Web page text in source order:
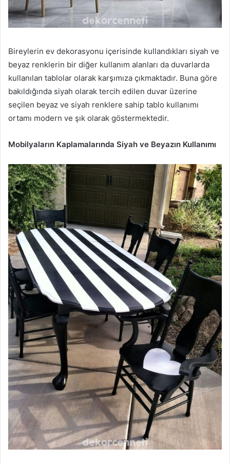
Bireylerin ev dekorasyonu içerisinde kullandıkları siyah ve
beyaz renklerin bir diğer kullanım alanları da duvarlarda
kullanılan tablolar olarak karşımıza çıkmaktadır. Buna göre
bakıldığında siyah olarak tercih edilen duvar üzerine
seçilen beyaz ve siyah renklere sahip tablo kullanımı
ortamı modern ve şık olarak göstermektedir.
Mobilyaların Kaplamalarında Siyah ve Beyazın Kullanımı